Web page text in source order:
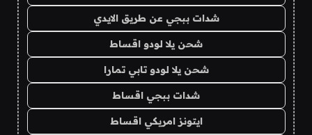
شدات ببجي عن طريق الايدي
شحن يلا لودو اقساط
شحن يلا لودو تابي تمارا
شدات ببجي اقساط
ايتونز امريكي اقساط